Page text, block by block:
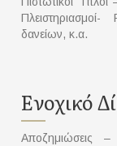
δανείων, κ.α.
Ενοχικό
Αποζημιώσεις